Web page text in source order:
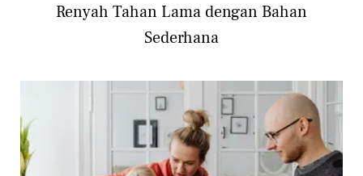
Renyah Tahan Lama dengan Bahan
Sederhana